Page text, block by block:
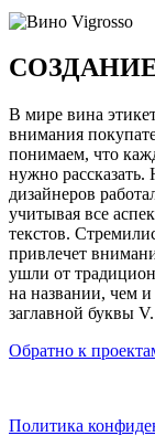
В мире вина
внимания
понимаем, что
нужно
дизайнеров
учитывая все
текстов.
привлечет
ушли от
на названии, чем
заглавной буквы V.
Обратно к
Политика